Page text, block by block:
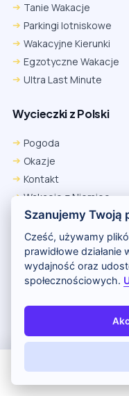
Tanie Wakacje
Parkingi lotniskowe
Wakacyjne Kierunki
Egzotyczne Wakacje
Ultra Last Minute
Wycieczki z Polski
Pogoda
Okazje
Kontakt
Wakacje z Niemiec
Polityka Prywatności
Wakacje w Egipcie
Rankingi hoteli
Partnerem serwisu jest
Kontakt i reklama
Copyright (c) 2026 Odkryj
Szanujemy Twoją
Cześć, używamy
prawidłowe
wydajność oraz
społecznościowych.